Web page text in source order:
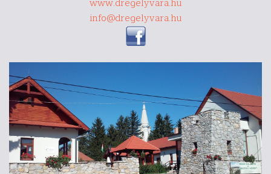
www.dregelyvara.hu
info@dregelyvara.hu